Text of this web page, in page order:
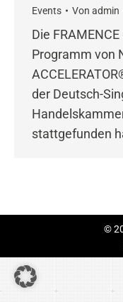
Events Von admin
Die
Programm von
der Deutsch-
stattgefunden
©